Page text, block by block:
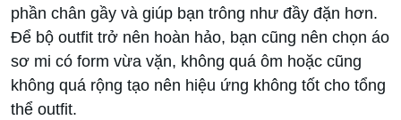
phần chân gầy và giúp bạn trông như đầy đặn hơn.
Để bộ outfit trở nên hoàn hảo, bạn cũng nên chọn áo
sơ mi có form vừa vặn, không quá ôm hoặc cũng
không quá rộng tạo nên hiệu ứng không tốt cho tổng
thể outfit.